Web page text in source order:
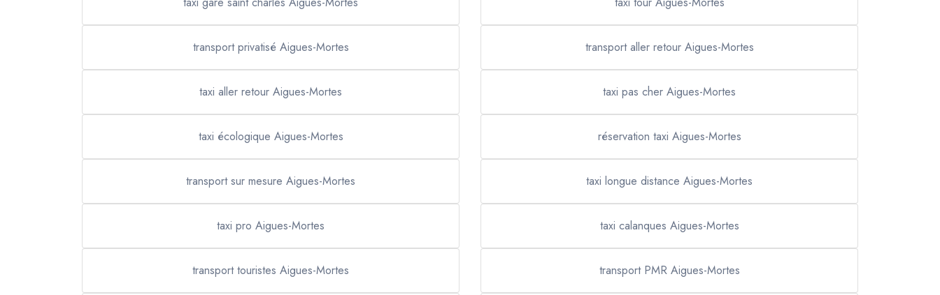
transport privatisé Aigues-Mortes transport aller retour Aigues-Mortes
taxi aller retour Aigues-Mortes taxi pas cher Aigues-Mortes
taxi écologique Aigues-Mortes réservation taxi Aigues-Mortes
transport sur mesure Aigues-Mortes taxi longue distance Aigues-Mortes
taxi pro Aigues-Mortes taxi calanques Aigues-Mortes
transport touristes Aigues-Mortes transport PMR Aigues-Mortes